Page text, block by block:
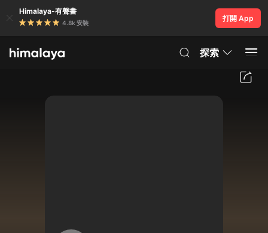
Himalaya-有聲書
4.8k 安裝
打開 App
探索